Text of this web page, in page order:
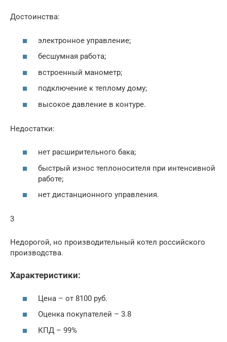
Достоинства:
электронное управление;
бесшумная работа;
встроенный манометр;
подключение к теплому дому;
высокое давление в контуре.
Недостатки:
нет расширительного бака;
быстрый износ теплоносителя при интенсивной
работе;
нет дистанционного управления.
3
Недорогой, но производительный котел российского
производства.
Характеристики:
Цена – от 8100 руб.
Оценка покупателей – 3.8
КПД – 99%